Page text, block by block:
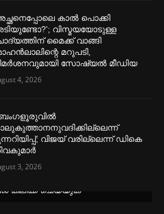
കാല്‍ പൊക്കി
വിസ്മയയോടുള്ള
മൈക്ക് വാങ്ങി
മറുപടി,
സോഷ്യല്‍ മീഡിയ
4, 2026
വിജയ് വരില്ലെന്ന് ഡികെ
3, 2026
ക്ലിക്ക് ചെയ്യുക